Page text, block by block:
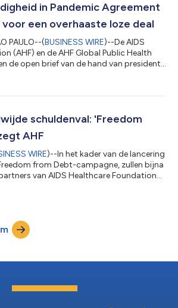
in Pandemic Agreement
een overhaaste loze deal
PAULO--(BUSINESS WIRE)--De AIDS
(AHF) en de AHF Global Public Health
de open brief van de hand van president
ter gelegenheid van de G7
de PABS-annex (Pathogen Access &
van de Pandemic Agreement va...
schuldenval: 'Freedom
AHF
WIRE)--In het kader van de lancering
from Debt-campagne, zullen bijna
van AIDS Healthcare Foundation
in gezondheidszorg,
basisbehoeften investeren.
vraagt om een glob...